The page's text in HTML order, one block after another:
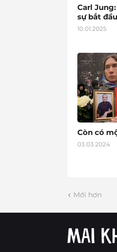
Carl
sự bắt
10.01.2025
Còn có
03.03.2024
Mới hơn